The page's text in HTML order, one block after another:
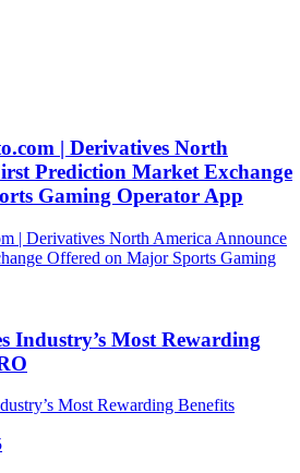
| Derivatives North
Prediction Market Exchange
Gaming Operator App
Industry’s Most Rewarding